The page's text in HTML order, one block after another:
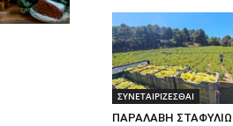
ΣΥΝΕΤΑΙΡΙΖΕΣΘΑΙ
ΠΑΡΑΛΑΒΗ